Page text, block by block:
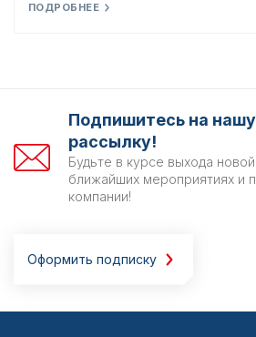
ПОДРОБНЕЕ
Подпишитесь на
рассылку!
Будьте в курсе выхода
ближайших мероприятиях и
компании!
Оформить подписку